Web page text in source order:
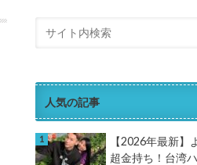
人気の記事
【2026年最新
超金持ち！台湾